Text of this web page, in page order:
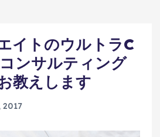
イトのウルトラC
ンサルティング
教えします
2017